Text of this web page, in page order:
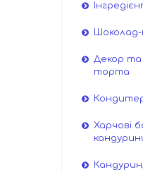
Декор та
торта
Харчові